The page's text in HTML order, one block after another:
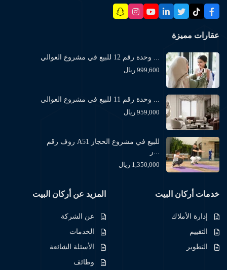
عقارات مميزة
وحدة رقم 12 للبيع في مشروع العوالي ...
999,600 ريال
وحدة رقم 11 للبيع في مشروع العوالي ...
959,000 ريال
روف رقم A51 للبيع في مشروع الحجاز
ر...
1,350,000 ريال
المزيد عن أركان البيت
عن الشركة
الخدمات
الأسئلة الشائعة
وظائف
خدمات أركان البيت
إدارة الأملاك
التقييم
التطوير